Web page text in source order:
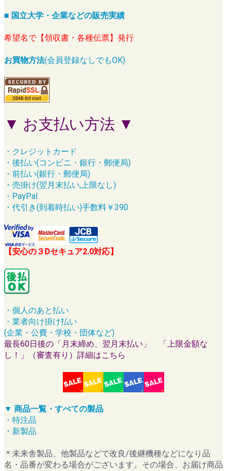
■ 国立大学・企業などの販売実績
希望名で【領収書・各種伝票】発行
お買物方法(会員登録なしでもOK)
▼ お支払い方法 ▼
・クレジットカード
・後払い(コンビニ・銀行・郵便局)
・前払い(銀行・郵便局)
・売掛け(翌月末払い,上限なし)
・PayPal
・代引き(到着時払い)手数料￥390
【安心の３Dセキュア2.0対応】
・個人のあと払い
・業者向け掛け払い
(企業・公費・学校・団体など)
最長60日後の「月末締め、翌月末払い」 「上限金額な
し！」（審査有り）詳細はこちら
▼ 商品一覧・すべての製品
・特注品
・新製品
＊未来舎製品、他製品などで改良/後継機種などになり品
名・品番が変わる場合がございます。その場合、お届け商品